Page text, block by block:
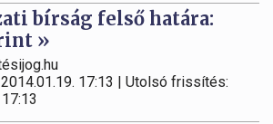
bírság felső határa:
»
17:13 | Utolsó frissítés: